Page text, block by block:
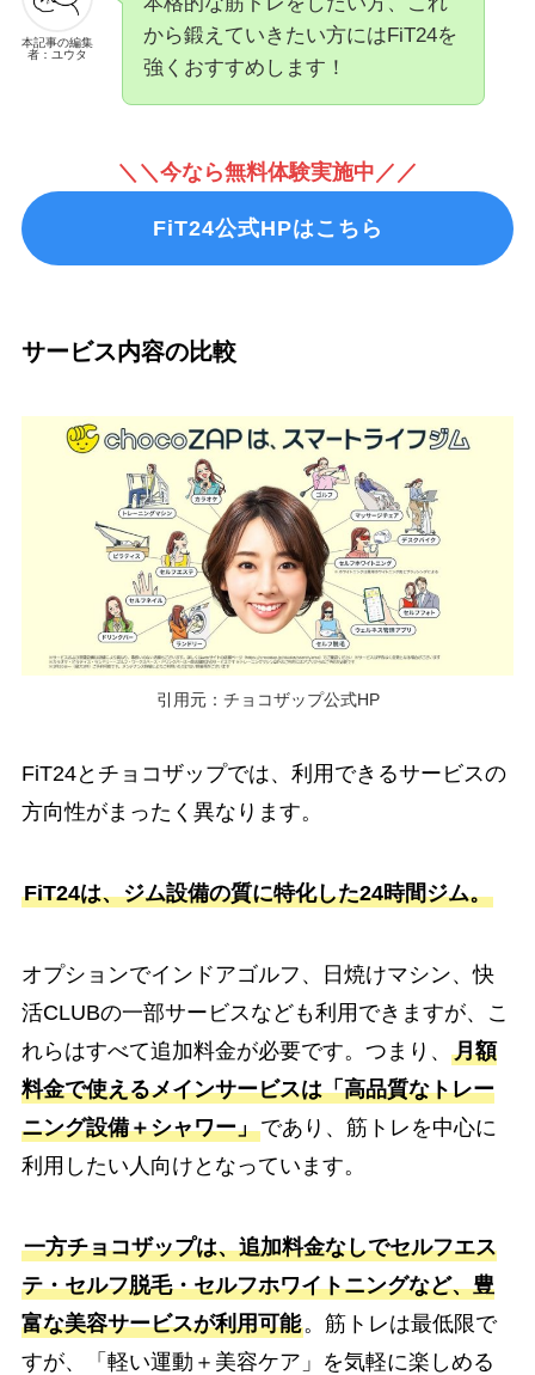
本記事の編集
者：ユウタ
から鍛えていきたい方にはFiT24を
強くおすすめします！
＼＼今なら無料体験実施中／／
FiT24公式HPはこちら
サービス内容の比較
引用元：チョコザップ公式HP
FiT24とチョコザップでは、利用できるサービスの
方向性がまったく異なります。
FiT24は、ジム設備の質に特化した24時間ジム。
オプションでインドアゴルフ、日焼けマシン、快
活CLUBの一部サービスなども利用できますが、こ
れらはすべて追加料金が必要です。つまり、 月額
料金で使えるメインサービスは「高品質なトレー
ニング設備＋シャワー」であり、筋トレを中心に
利用したい人向けとなっています。
一方チョコザップは、追加料金なしでセルフエス
テ・セルフ脱毛・セルフホワイトニングなど、豊
富な美容サービスが利用可能。筋トレは最低限で
すが、「軽い運動＋美容ケア」を気軽に楽しめる